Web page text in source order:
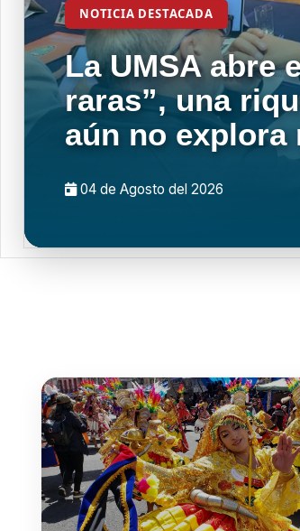
NOTICIA DESTACADA
La UMSA abre
raras”, una
aún no explora
04 de Agosto del 2026